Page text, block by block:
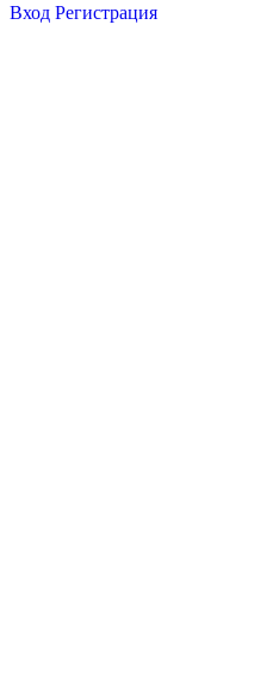
Вход Регистрация